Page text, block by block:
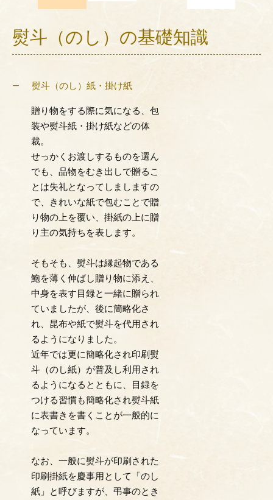
熨斗（のし）の基礎知識
熨斗（のし）紙・掛け紙
贈り物をする際に気になる、包
装や熨斗紙・掛け紙などの体
裁。
せっかくお渡しするものを選ん
でも、品物をむき出しで贈るこ
とは失礼となってしましますの
で、きれいな紙で包むことで贈
り物の上を覆い、掛紙の上に贈
り主の気持ちを表します。
そもそも、熨斗は縁起物である
鮑を薄く伸ばし贈り物に添え、
中身を表す目録と一緒に贈られ
ていましたが、後に簡略化さ
れ、昆布や紙で熨斗を代用され
るようになりました。
近年では更に簡略化され印刷熨
斗（のし紙）が普及し利用され
るようになるとともに、目録を
つける習慣も簡略化され熨斗紙
に表書きを書くことが一般的に
なっています。
なお、一般に熨斗が印刷された
印刷掛紙を慶事用として「のし
紙」と呼びますが、弔事のとき